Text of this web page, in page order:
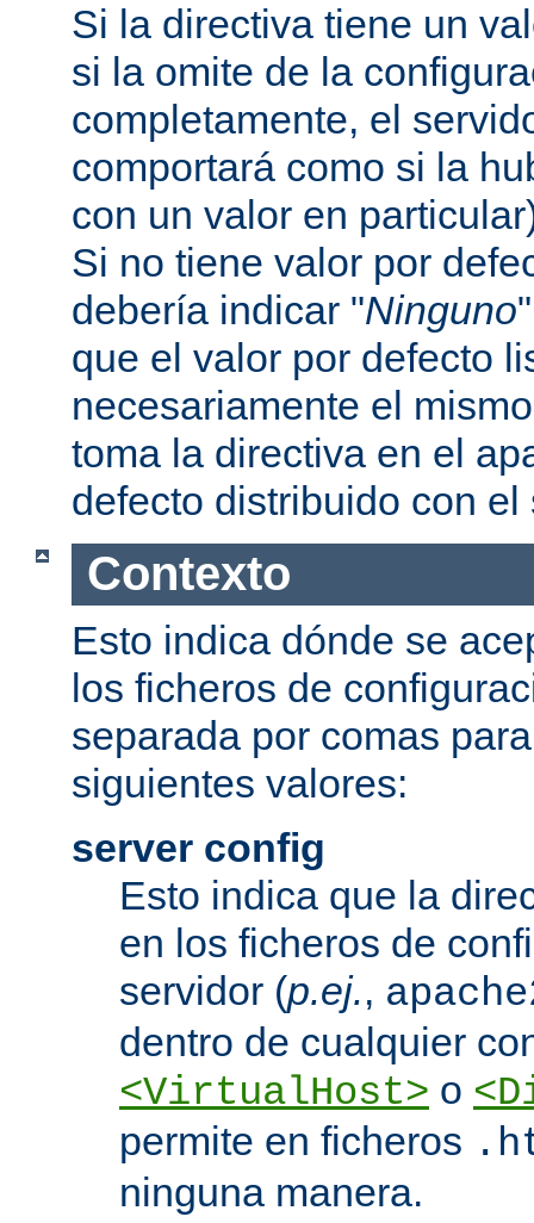
Si la directiva tiene un
si la omite de la
completamente, el
comportará como si la
con un valor en
Si no tiene valor por
debería indicar "Ninguno
que el valor por defecto
necesariamente el
toma la directiva en el
defecto distribuido con el
Contexto
Esto indica dónde se
los ficheros de
separada por comas
siguientes valores:
server config
Esto indica que la
en los ficheros de
servidor (p.ej.,
dentro de cualquier
<VirtualHost> o
permite en ficheros
ninguna manera.